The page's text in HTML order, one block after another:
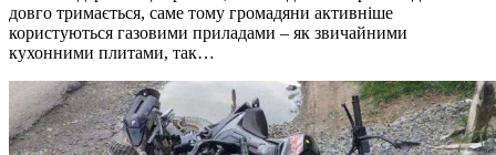
довго тримається, саме тому громадяни активніше
користуються газовими приладами – як звичайними
кухонними плитами, так…